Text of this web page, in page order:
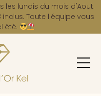
les lundis du mois d'Aout.
Toute l'équipe vous
été.